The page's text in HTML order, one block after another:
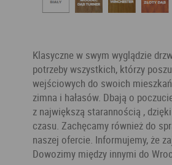
Klasyczne w swym wyglądzie
potrzeby wszystkich, którzy
wejściowych do swoich
zimna i hałasów. Dbają o
z największą starannością ,
czasu. Zachęcamy również do
naszej ofercie. Informujemy, że
Dowozimy między innymi do